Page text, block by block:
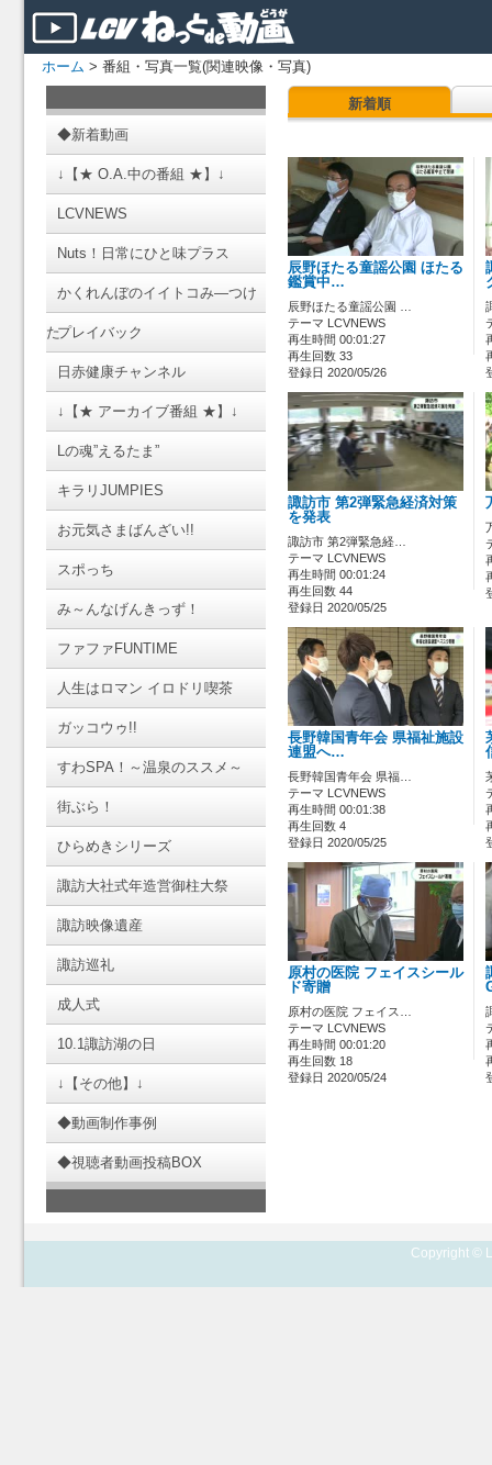
ホーム > 番組・写真一覧(関連映像・写真)
◆新着動画
↓【★ O.A.中の番組 ★】↓
LCVNEWS
Nuts！日常にひと味プラス
かくれんぼのイイトコみ―つけ
たプレイバック
日赤健康チャンネル
↓【★ アーカイブ番組 ★】↓
Lの魂”えるたま”
キラリJUMPIES
お元気さまばんざい!!
スポっち
み～んなげんきっず！
ファファFUNTIME
人生はロマン イロドリ喫茶
ガッコウゥ!!
すわSPA！～温泉のススメ～
街ぶら！
ひらめきシリーズ
諏訪大社式年造営御柱大祭
諏訪映像遺産
諏訪巡礼
成人式
10.1諏訪湖の日
↓【その他】↓
◆動画制作事例
◆視聴者動画投稿BOX
新着順
辰野ほたる童謡公園 ほたる
鑑賞中…
辰野ほたる童謡公園 …
テーマ LCVNEWS
再生時間 00:01:27
再生回数 33
登録日 2020/05/26
諏訪市 第2弾緊急経済対策
を発表
諏訪市 第2弾緊急経…
テーマ LCVNEWS
再生時間 00:01:24
再生回数 44
登録日 2020/05/25
長野韓国青年会 県福祉施設
連盟へ…
長野韓国青年会 県福…
テーマ LCVNEWS
再生時間 00:01:38
再生回数 4
登録日 2020/05/25
原村の医院 フェイスシール
ド寄贈
原村の医院 フェイス…
テーマ LCVNEWS
再生時間 00:01:20
再生回数 18
登録日 2020/05/24
Copyright ©